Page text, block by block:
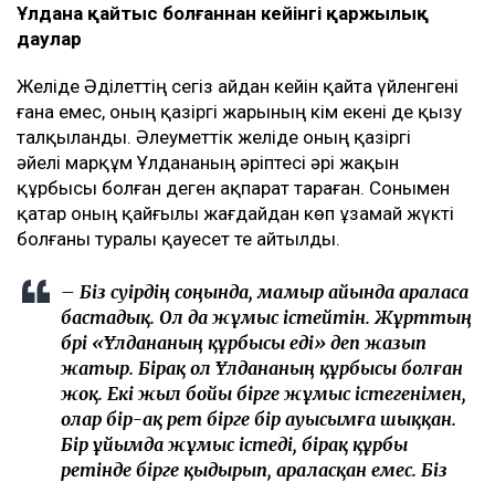
Ұлдана қайтыс болғаннан кейінгі қаржылық
даулар
Желіде Әділеттің сегіз айдан кейін қайта үйленгені
ғана емес, оның қазіргі жарының кім екені де қызу
талқыланды. Әлеуметтік желіде оның қазіргі
әйелі марқұм Ұлдананың әріптесі әрі жақын
құрбысы болған деген ақпарат тараған. Сонымен
қатар оның қайғылы жағдайдан көп ұзамай жүкті
болғаны туралы қауесет те айтылды.
– Біз сәуірдің соңында, мамыр айында араласа
бастадық. Ол да жұмыс істейтін. Жұрттың
бәрі «Ұлдананың құрбысы еді» деп жазып
жатыр. Бірақ ол Ұлдананың құрбысы болған
жоқ. Екі жыл бойы бірге жұмыс істегенімен,
олар бір-ақ рет бірге бір ауысымға шыққан.
Бір ұйымда жұмыс істеді, бірақ құрбы
ретінде бірге қыдырып, араласқан емес. Біз